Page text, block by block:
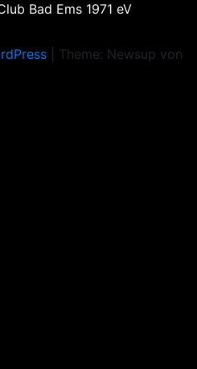
Bad Ems 1971 eV
Theme: Newsup von